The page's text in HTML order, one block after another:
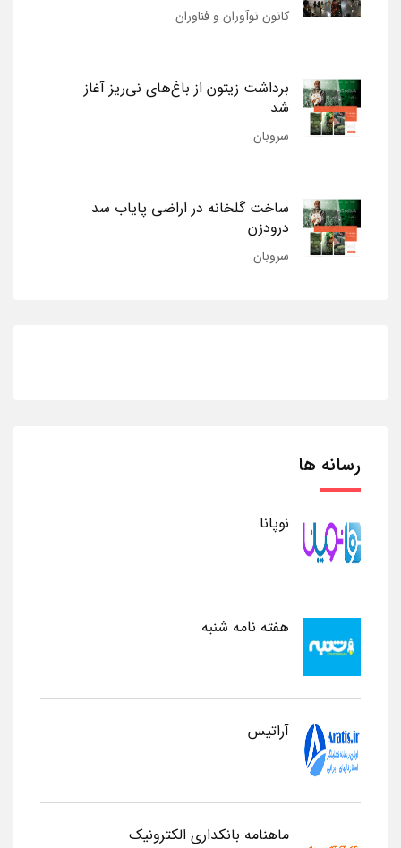
کانون نوآوران و فناوران
برداشت زیتون از باغ‌های نی‌ریز آغاز
شد
سروبان
ساخت گلخانه در اراضی پایاب سد
درودزن
سروبان
رسانه ها
نوپانا
هفته نامه شنبه
آراتیس
ماهنامه بانکداری الکترونیک